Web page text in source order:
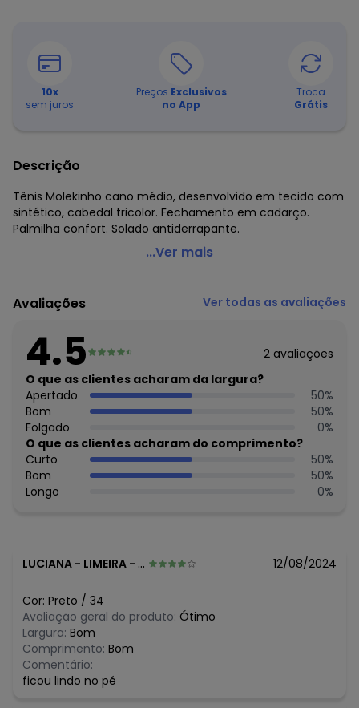
10x
sem juros
Preços Exclusivos
no App
Troca
Grátis
Descrição
Tênis Molekinho cano médio, desenvolvido em tecido com
sintético, cabedal tricolor. Fechamento em cadarço.
Palmilha confort. Solado antiderrapante.
Molekinho - Tênis Molekinho Preto em Tecido
Observação: Palmilha confort
Material: Tecido
Histórico de preços
O preço apresentado abaixo é o menor oferecido em
algum dia do mês, para o menor tamanho disponível.
agosto/2026
N/D*
julho/2026 N/D*
junho/2026 R$ 99,99
maio/2026 N/D*
abril/2026 R$ 95,99
março/2026 N/D*
...Ver mais
Avaliações Ver todas as avaliações
4.5 2 avaliações
O que as clientes acharam da largura?
Apertado
50%
Bom
50%
Folgado
0%
O que as clientes acharam do comprimento?
Curto
50%
Bom
50%
Longo
0%
LUCIANA - LIMEIRA - SP 12/08/2024
Cor: Preto / 34
Avaliação geral do produto: Ótimo
Largura: Bom
Comprimento: Bom
Comentário:
ficou lindo no pé